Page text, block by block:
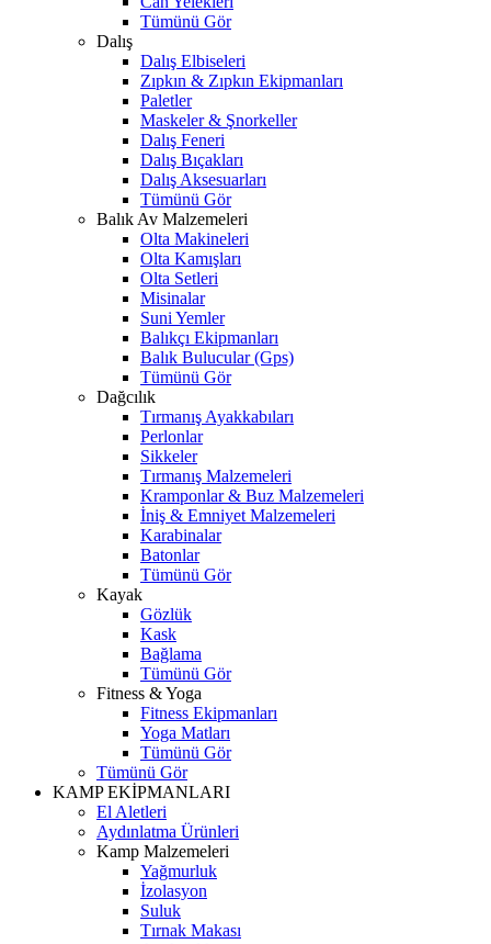
Tümünü Gör
Dalış
Dalış Elbiseleri
Zıpkın & Zıpkın Ekipmanları
Paletler
Maskeler & Şnorkeller
Dalış Feneri
Dalış Bıçakları
Dalış Aksesuarları
Tümünü Gör
Balık Av Malzemeleri
Olta Makineleri
Olta Kamışları
Olta Setleri
Misinalar
Suni Yemler
Balıkçı Ekipmanları
Balık Bulucular (Gps)
Tümünü Gör
Dağcılık
Tırmanış Ayakkabıları
Perlonlar
Sikkeler
Tırmanış Malzemeleri
Kramponlar & Buz Malzemeleri
İniş & Emniyet Malzemeleri
Karabinalar
Batonlar
Tümünü Gör
Kayak
Gözlük
Kask
Bağlama
Tümünü Gör
Fitness & Yoga
Fitness Ekipmanları
Yoga Matları
Tümünü Gör
Tümünü Gör
KAMP EKİPMANLARI
El Aletleri
Aydınlatma Ürünleri
Kamp Malzemeleri
Yağmurluk
İzolasyon
Suluk
Tırnak Makası